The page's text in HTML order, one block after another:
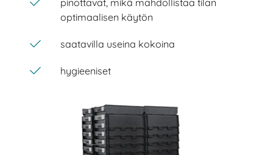
optimaalisen käytön
saatavilla useina kokoina
hygieeniset